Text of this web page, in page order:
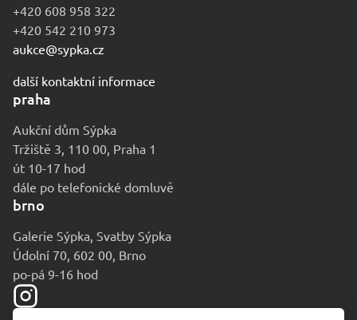
+420 608 958 322
+420 542 210 973
aukce@sypka.cz
další kontaktní informace
praha
Aukční dům Sýpka
Tržiště 3, 110 00, Praha 1
út 10-17 hod
dále po telefonické domluvě
brno
Galerie Sýpka, Svatby Sýpka
Údolní 70, 602 00, Brno
po-pá 9-16 hod